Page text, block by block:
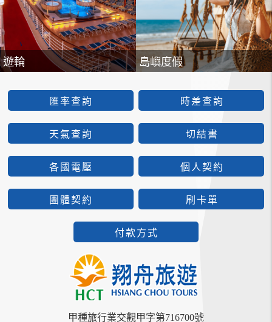
遊輪 島嶼度假
匯率查詢 時差查詢
天氣查詢 切結書
各國電壓 個人契約
團體契約 刷卡單
付款方式
甲種旅行業交觀甲字第716700號